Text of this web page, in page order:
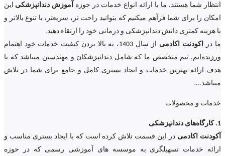
انتظار شما هستند. ما با ارائه انواع خدمات در حوزه آموزش دندانپزشکی این
امکان را برای شما فرآهم میکنیم که بتوانید راحت تر، سریعتر، با تنوع بالاتر و
با هزینه کمتری دانش دندانپزشکی و درمانی خود را ارتقاء دهید.
ما در اکودنت اکادمی
از سال 1403، به بالا بردن کیفیت خدمات خود اهتمام
ورزیده‌‌ایم. تیم متخصص ما که شامل دندانپزشکان و مهندسین میباشد که با
هدف ارائه بهترین خدمات و ایجاد بستری کامل و جامع برای شما در تلاش
میباشد.…
خدمات و محصولات
1. کارگاه‌های دندانپزشکی
آکودنت اکادمی در این قسمت تلاش کرده است که با ایجاد بستری مناسب و
ارائه خدمات تسهیلگری به موسسه های آموزشی رسمی که در حوزه